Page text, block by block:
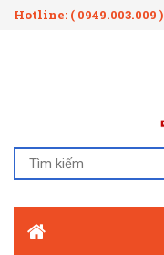
Hotline: ( 0949.003.009 )